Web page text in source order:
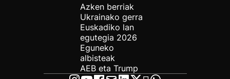
Azken berriak
Ukrainako gerra
Euskadiko lan
egutegia 2026
Eguneko
albisteak
AEB eta Trump